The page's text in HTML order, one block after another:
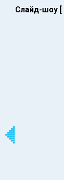
Слайд-шоу [